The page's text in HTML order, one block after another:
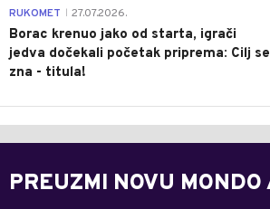
RUKOMET 27.07.2026.
Borac krenuo jako od starta, igrači
jedva dočekali početak priprema: Cilj se
zna - titula!
PREUZMI NOVU